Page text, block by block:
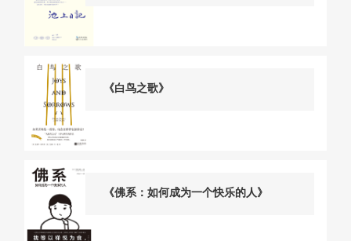
《白鸟之歌》
《佛系：如何成为一个快乐的人》